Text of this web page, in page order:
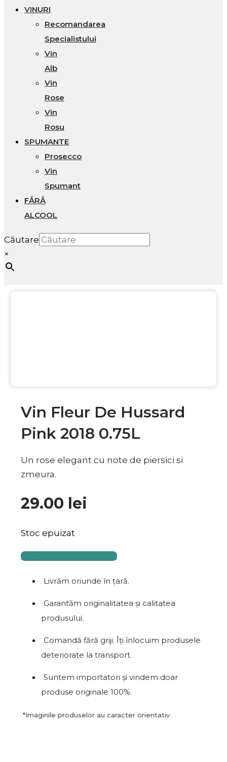
VINURI
Recomandarea
Specialistului
Vin
Alb
Vin
Rose
Vin
Rosu
SPUMANTE
Prosecco
Vin
Spumant
FĂRĂ
ALCOOL
Căutare
×
Vin Fleur De Hussard
Pink 2018 0.75L
Un rose elegant cu note de piersici si
zmeura.
29.00 lei
Stoc epuizat
COMANDĂ TELEFONIC
Livrăm oriunde în țară.
Garantăm originalitatea și calitatea
produsului.
Comandă fără griji. Îți înlocuim produsele
deteriorate la transport.
Suntem importatori și vindem doar
produse originale 100%.
*Imaginile produselor au caracter orientativ